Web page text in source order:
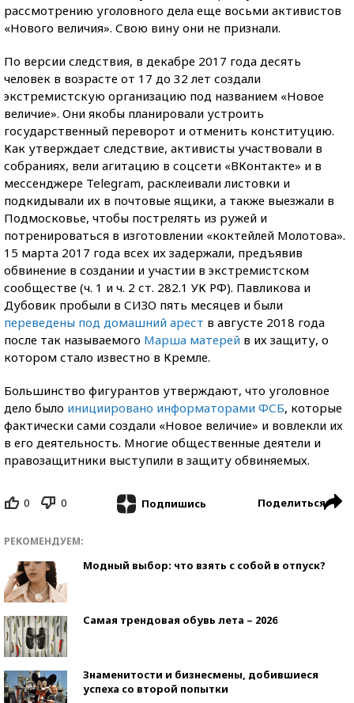
рассмотрению уголовного дела еще восьми активистов
«Нового величия». Свою вину они не признали.
По версии следствия, в декабре 2017 года десять
человек в возрасте от 17 до 32 лет создали
экстремистскую организацию под названием «Новое
величие». Они якобы планировали устроить
государственный переворот и отменить конституцию.
Как утверждает следствие, активисты участвовали в
собраниях, вели агитацию в соцсети «ВКонтакте» и в
мессенджере Telegram, расклеивали листовки и
подкидывали их в почтовые ящики, а также выезжали в
Подмосковье, чтобы пострелять из ружей и
потренироваться в изготовлении «коктейлей Молотова».
15 марта 2017 года всех их задержали, предъявив
обвинение в создании и участии в экстремистском
сообществе (ч. 1 и ч. 2 ст. 282.1 УК РФ). Павликова и
Дубовик пробыли в СИЗО пять месяцев и были
переведены под домашний арест в августе 2018 года
после так называемого Марша матерей в их защиту, о
котором стало известно в Кремле.
Большинство фигурантов утверждают, что уголовное
дело было инициировано информаторами ФСБ, которые
фактически сами создали «Новое величие» и вовлекли их
в его деятельность. Многие общественные деятели и
правозащитники выступили в защиту обвиняемых.
0 0 Подпишись Поделиться
РЕКОМЕНДУЕМ:
Модный выбор: что взять с собой в отпуск?
Самая трендовая обувь лета – 2026
Знаменитости и бизнесмены, добившиеся
успеха со второй попытки